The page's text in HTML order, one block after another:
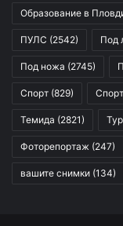
Образование в
ПУЛС (2542) Под
Под ножа (2745)
Спорт (829)
Темида (2821)
Фоторепортаж (247)
вашите снимки (134)